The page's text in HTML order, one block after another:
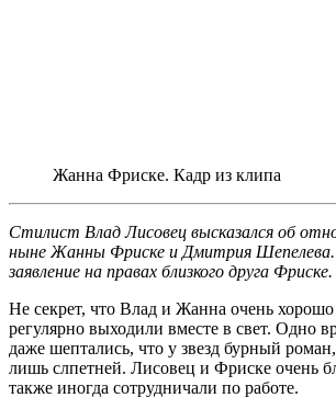
Жанна Фриске. Кадр из клипа
Стилист Влад Лисовец высказался об
ныне Жанны Фриске и Дмитрия Шепелева.
заявление на правах близкого друга Фриске.
Не секрет, что Влад и Жанна очень
регулярно выходили вместе в свет. Одно
даже шептались, что у звезд бурный
лишь слпетней. Лисовец и Фриске очень
также иногда сотрудничали по работе.